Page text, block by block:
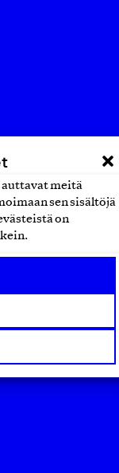
auttavat meitä
sen sisältöjä
on